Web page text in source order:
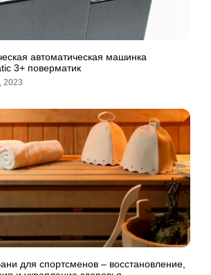
автоматическая машинка
3+ поверматик
2023
для спортсменов – восстановление,